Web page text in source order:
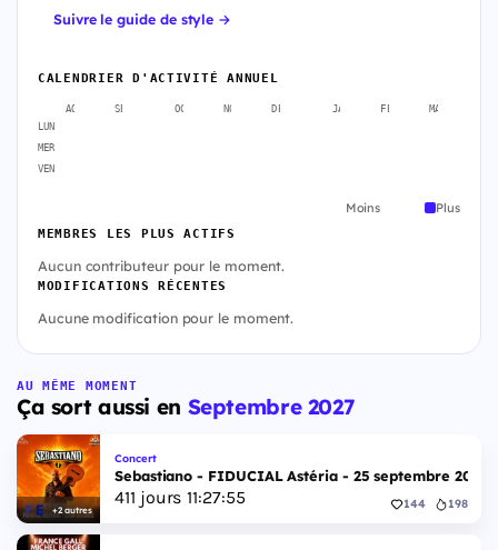
Suivre le guide de style →
CALENDRIER D'ACTIVITÉ ANNUEL
AOÛT SEPT. OCT. NOV. DÉC. JANV. FÉVR. MARS
LUN
MER
VEN
Moins Plus
MEMBRES LES PLUS ACTIFS
Aucun contributeur pour le moment.
MODIFICATIONS RÉCENTES
Aucune modification pour le moment.
AU MÊME MOMENT
Ça sort aussi en Septembre 2027
+2 autres
Concert
Sebastiano - FIDUCIAL Astéria - 25 septembre 2027
411 jours 11:27:54 144 198